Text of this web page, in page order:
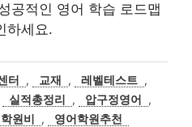
공적인 영어 학습 로드맵
하세요.
터 , 교재 , 레벨테스트 ,
실적총정리 , 압구정영어
,
원비 , 영어학원추천